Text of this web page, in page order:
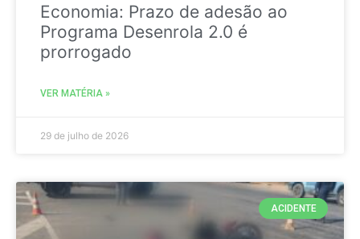
Economia: Prazo de adesão ao
Programa Desenrola 2.0 é
prorrogado
VER MATÉRIA »
29 de julho de 2026
ACIDENTE